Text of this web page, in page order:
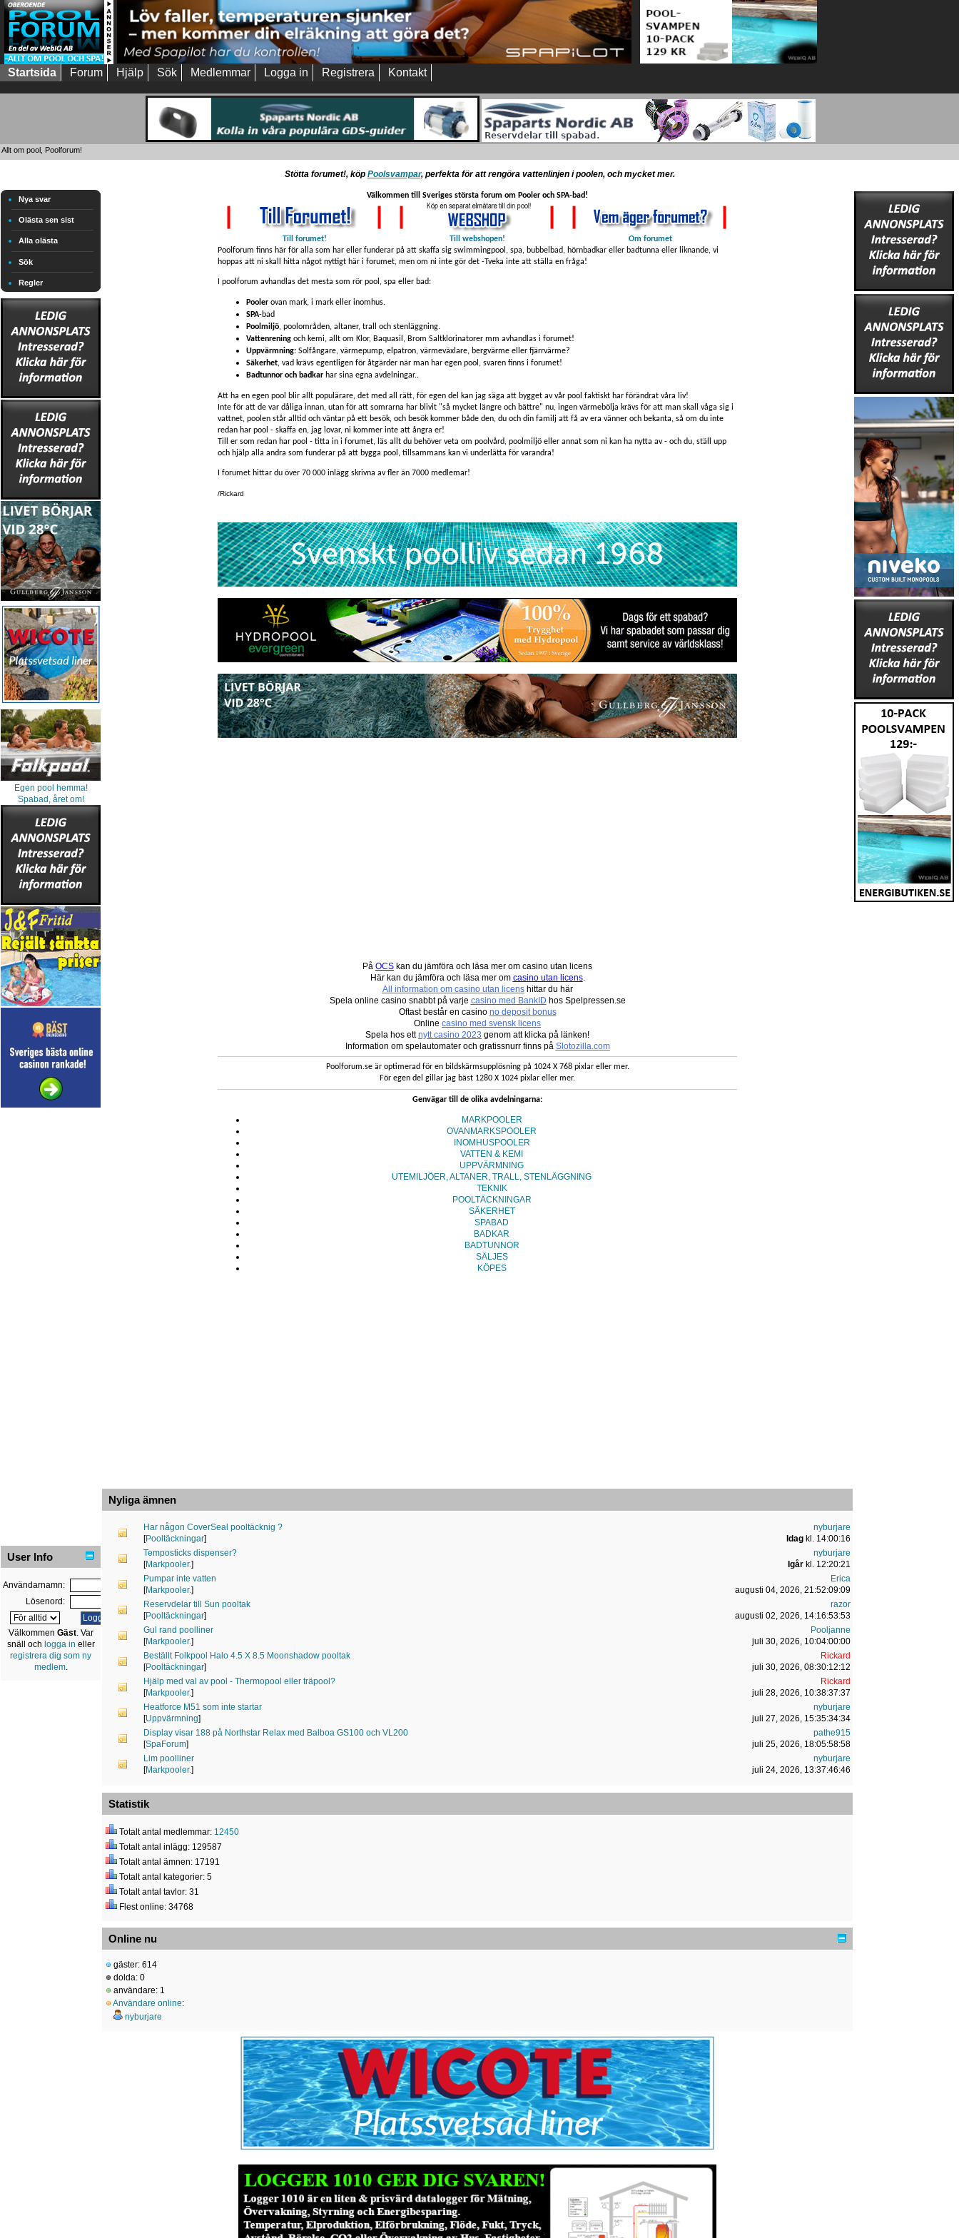
Startsida Forum Hjälp Sök Medlemmar Logga in Registrera Kontakt
Allt om pool, Poolforum!
Stötta forumet!, köp Poolsvampar, perfekta för att rengöra vattenlinjen i poolen, och mycket mer.
Nya svar
Olästa sen sist
Alla olästa
Sök
Regler
Egen pool hemma!
Spabad, året om!
User Info
Användarnamn:
Lösenord:
Välkommen Gäst. Var
snäll och logga in eller
registrera dig som ny
medlem.
Välkommen till Sveriges största forum om Pooler och SPA-bad!
Till forumet! Till webshopen!
Om forumet
Poolforum finns här för alla som har eller funderar på att skaffa sig swimmingpool, spa, bubbelbad, hörnbadkar eller badtunna eller liknande, vi
hoppas att ni skall hitta något nyttigt här i forumet, men om ni inte gör det -Tveka inte att ställa en fråga!
I poolforum avhandlas det mesta som rör pool, spa eller bad:
Pooler ovan mark, i mark eller inomhus.
SPA-bad
Poolmiljö, poolområden, altaner, trall och stenläggning.
Vattenrening och kemi, allt om Klor, Baquasil, Brom Saltklorinatorer mm avhandlas i forumet!
Uppvärmning: Solfångare, värmepump, elpatron, värmeväxlare, bergvärme eller fjärrvärme?
Säkerhet, vad krävs egentligen för åtgärder när man har egen pool, svaren finns i forumet!
Badtunnor och badkar har sina egna avdelningar..
Att ha en egen pool blir allt populärare, det med all rätt, för egen del kan jag säga att bygget av vår pool faktiskt har förändrat våra liv!
Inte för att de var dåliga innan, utan för att somrarna har blivit "så mycket längre och bättre" nu, ingen värmebölja krävs för att man skall våga sig i
vattnet, poolen står alltid och väntar på ett besök, och besök kommer både den, du och din familj att få av era vänner och bekanta, så om du inte
redan har pool - skaffa en, jag lovar, ni kommer inte att ångra er!
Till er som redan har pool - titta in i forumet, läs allt du behöver veta om poolvård, poolmiljö eller annat som ni kan ha nytta av - och du, ställ upp
och hjälp alla andra som funderar på att bygga pool, tillsammans kan vi underlätta för varandra!
I forumet hittar du över 70 000 inlägg skrivna av fler än 7000 medlemar!
/Rickard
På OCS kan du jämföra och läsa mer om casino utan licens
Här kan du jämföra och läsa mer om casino utan licens.
All information om casino utan licenshittar du här
Spela online casino snabbt på varje casino med BankID hos Spelpressen.se
Oftast består en casino no deposit bonus
Online casino med svensk licens
Spela hos ettnytt casino 2023 genom att klicka på länken!
Information om spelautomater och gratissnurr finns på Slotozilla.com
Poolforum.se är optimerad för en bildskärmsupplösning på 1024 X 768 pixlar eller mer.
För egen del gillar jag bäst 1280 X 1024 pixlar eller mer.
Genvägar till de olika avdelningarna:
MARKPOOLER
OVANMARKSPOOLER
INOMHUSPOOLER
VATTEN & KEMI
UPPVÄRMNING
UTEMILJÖER, ALTANER, TRALL, STENLÄGGNING
TEKNIK
POOLTÄCKNINGAR
SÄKERHET
SPABAD
BADKAR
BADTUNNOR
SÄLJES
KÖPES
Nyliga ämnen
Har någon CoverSeal pooltäcknig ?
[Pooltäckningar]
nyburjare
Idag kl. 14:00:16
Temposticks dispenser?
[Markpooler.]
nyburjare
Igår kl. 12:20:21
Pumpar inte vatten
[Markpooler.]
Erica
augusti 04, 2026, 21:52:09:09
Reservdelar till Sun pooltak
[Pooltäckningar]
razor
augusti 02, 2026, 14:16:53:53
Gul rand poolliner
[Markpooler.]
Pooljanne
juli 30, 2026, 10:04:00:00
Beställt Folkpool Halo 4.5 X 8.5 Moonshadow pooltak
[Pooltäckningar]
Rickard
juli 30, 2026, 08:30:12:12
Hjälp med val av pool - Thermopool eller träpool?
[Markpooler.]
Rickard
juli 28, 2026, 10:38:37:37
Heatforce M51 som inte startar
[Uppvärmning]
nyburjare
juli 27, 2026, 15:35:34:34
Display visar 188 på Northstar Relax med Balboa GS100 och VL200
[SpaForum]
pathe915
juli 25, 2026, 18:05:58:58
Lim poolliner
[Markpooler.]
nyburjare
juli 24, 2026, 13:37:46:46
Statistik
Totalt antal medlemmar: 12450
Totalt antal inlägg: 129587
Totalt antal ämnen: 17191
Totalt antal kategorier: 5
Totalt antal tavlor: 31
Flest online: 34768
Online nu
gäster: 614
dolda: 0
användare: 1
Användare online:
nyburjare